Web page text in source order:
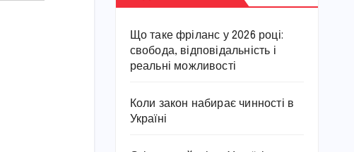
Що таке фріланс у 2026 році:
свобода, відповідальність і
реальні можливості
Коли закон набирає чинності в
Україні